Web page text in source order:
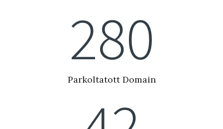
280
Parkoltatott Domain